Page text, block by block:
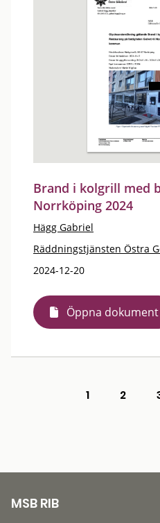
Brand i kolgrill med
Norrköping 2024
Hägg Gabriel
Räddningstjänsten Östra
2024-12-20
Öppna dokument
1 2
MSB RIB